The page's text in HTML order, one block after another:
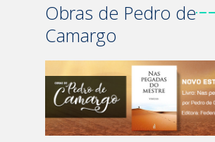
Obras de Pedro de
Camargo